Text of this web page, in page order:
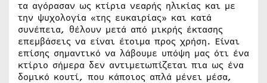
τα αγόρασαν ως κτίρια νεαρής ηλικίας και με
την ψυχολογία «της ευκαιρίας» και κατά
συνέπεια, θέλουν μετά από μικρής έκτασης
επεμβάσεις να είναι έτοιμα προς χρήση. Είναι
επίσης σημαντικό να λάβουμε υπόψη μας ότι ένα
κτίριο σήμερα δεν αντιμετωπίζεται πια ως ένα
δομικό κουτί, που κάποιος απλά μένει μέσα,